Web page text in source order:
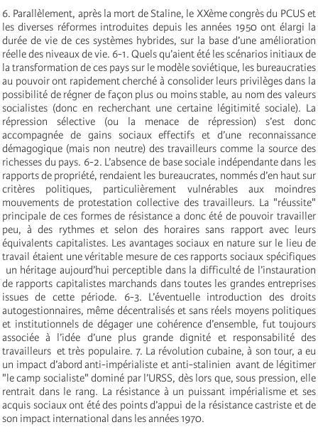
6. Parallèlement, après la mort de Staline, le XXème congrès du PCUS et
les diverses réformes introduites depuis les années 1950 ont élargi la
durée de vie de ces systèmes hybrides, sur la base d’une amélioration
réelle des niveaux de vie. 6-1. Quels qu’aient été les scénarios initiaux de
la transformation de ces pays sur le modèle soviétique, les bureaucraties
au pouvoir ont rapidement cherché à consolider leurs privilèges dans la
possibilité de régner de façon plus ou moins stable, au nom des valeurs
socialistes (donc en recherchant une certaine légitimité sociale). La
répression sélective (ou la menace de répression) s’est donc
accompagnée de gains sociaux effectifs et d’une reconnaissance
démagogique (mais non neutre) des travailleurs comme la source des
richesses du pays. 6-2. L’absence de base sociale indépendante dans les
rapports de propriété, rendaient les bureaucrates, nommés d’en haut sur
critères politiques, particulièrement vulnérables aux moindres
mouvements de protestation collective des travailleurs. La "réussite"
principale de ces formes de résistance a donc été de pouvoir travailler
peu, à des rythmes et selon des horaires sans rapport avec leurs
équivalents capitalistes. Les avantages sociaux en nature sur le lieu de
travail étaient une véritable mesure de ces rapports sociaux spécifiques
­ un héritage aujourd’hui perceptible dans la difficulté de l’instauration
de rapports capitalistes marchands dans toutes les grandes entreprises
issues de cette période. 6-3. L’éventuelle introduction des droits
autogestionnaires, même décentralisés et sans réels moyens politiques
et institutionnels de dégager une cohérence d’ensemble, fut toujours
associée à l’idée d’une plus grande dignité et responsabilité des
travailleurs ­ et très populaire. 7. La révolution cubaine, à son tour, a eu
un impact d’abord anti-impérialiste et anti-stalinien ­ avant de légitimer
"le camp socialiste" dominé par l’URSS, dès lors que, sous pression, elle
rentrait dans le rang. La résistance à un puissant impérialisme et ses
acquis sociaux ont été des points d’appui de la résistance castriste et de
son impact international dans les années 1970.